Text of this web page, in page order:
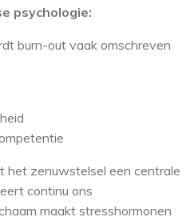
psychologie:
burn-out vaak omschreven
het zenuwstelsel een centrale
continu ons
maakt stresshormonen